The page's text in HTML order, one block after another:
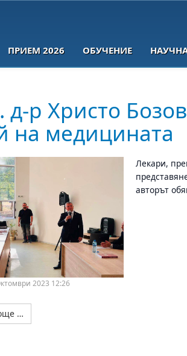
ПРИЕМ 2026 ОБУЧЕНИЕ
р Христо
на медицината
Лекари,
авторът
2023 12:26
…